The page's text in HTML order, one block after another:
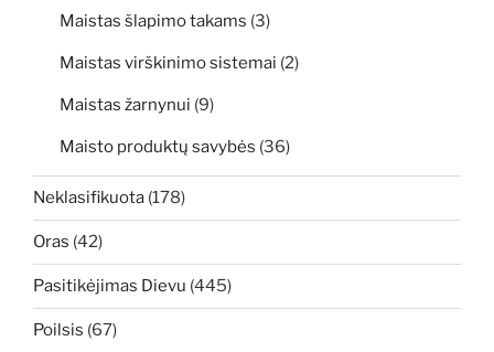
Maistas šlapimo takams (3)
Maistas virškinimo sistemai (2)
Maistas žarnynui (9)
Maisto produktų savybės (36)
Neklasifikuota (178)
Oras (42)
Pasitikėjimas Dievu (445)
Poilsis (67)